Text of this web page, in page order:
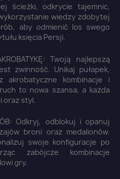
ścieżki, odkrycie tajemnic,
wiedzy zdobytej
aby odmienić los swego
księcia Persji.
Twoją najlepszą
zwinność. Unikaj pułapek,
akrobatyczne kombinacje i
to nowa szansa, a każda
styl.
Odkryj, odblokuj i opanuj
broni oraz medalionów.
swoje konfiguracje po
zabójcze kombinacje
gry.
×
save products in your